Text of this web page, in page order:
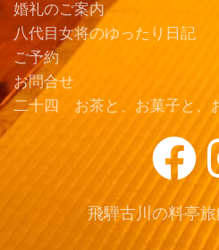
婚礼のご案内
八代目女将のゆったり日記
ご予約
お問合せ
二十四 お茶と、お菓子と、
飛騨古川の料亭